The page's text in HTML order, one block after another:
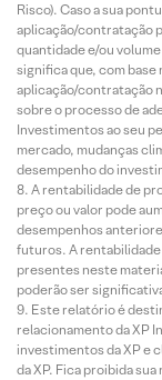
Risco). Caso a sua
aplicação/contratação
quantidade e/ou
significa que, com base
aplicação/contratação
sobre o processo de
Investimentos ao seu
mercado, mudanças
desempenho do
A rentabilidade de
preço ou valor pode
desempenhos
futuros. A rentabilidade
presentes neste
poderão ser
Este relatório é
relacionamento da XP
investimentos da XP e
da XP. Fica proibida